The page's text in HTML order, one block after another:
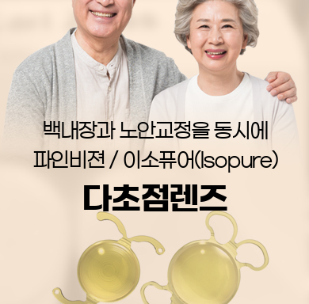
백내장과 노안교정을 동시에
파인비젼 / 이소퓨어(Isopure)
다초점렌즈